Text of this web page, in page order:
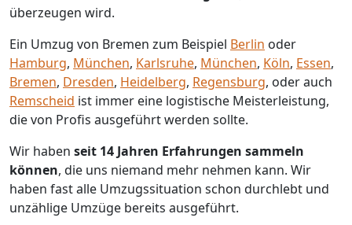
überzeugen wird.
Ein Umzug von Bremen zum Beispiel Berlin oder
Hamburg, München, Karlsruhe, München, Köln, Essen,
Bremen, Dresden, Heidelberg, Regensburg, oder auch
Remscheid ist immer eine logistische Meisterleistung,
die von Profis ausgeführt werden sollte.
Wir haben seit 14 Jahren Erfahrungen sammeln
können, die uns niemand mehr nehmen kann. Wir
haben fast alle Umzugssituation schon durchlebt und
unzählige Umzüge bereits ausgeführt.